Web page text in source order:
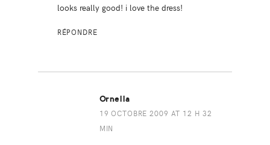
looks really good! i love the dress!
RÉPONDRE
Ornella
19 OCTOBRE 2009 AT 12 H 32
MIN